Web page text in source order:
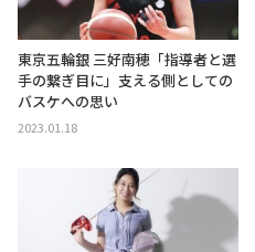
東京五輪銀 三好南穂「指導者と選
手の繋ぎ目に」支える側としての
バスケへの思い
2023.01.18